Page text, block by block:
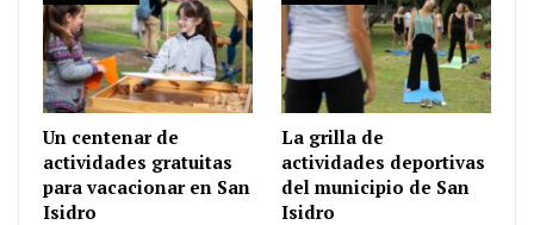
Un centenar de
actividades gratuitas
para vacacionar en San
Isidro
La grilla de
actividades deportivas
del municipio de San
Isidro